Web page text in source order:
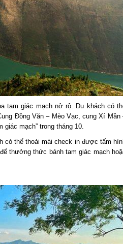
tam giác mạch nở rộ. Du khách có thể
Đồng Văn – Mèo Vạc, cung Xí Mần –
mạch” trong tháng 10.
thể thoải mái check in được tấm hình
thưởng thức bánh tam giác mạch hoặc